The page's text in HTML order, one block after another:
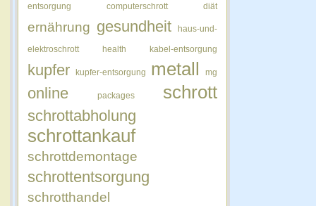
entsorgung computerschrott diät
ernährung gesundheit haus-und-
elektroschrott health kabel-entsorgung
kupfer kupfer-entsorgung metall mg
online packages schrott
schrottabholung
schrottankauf
schrottdemontage
schrottentsorgung
schrotthandel